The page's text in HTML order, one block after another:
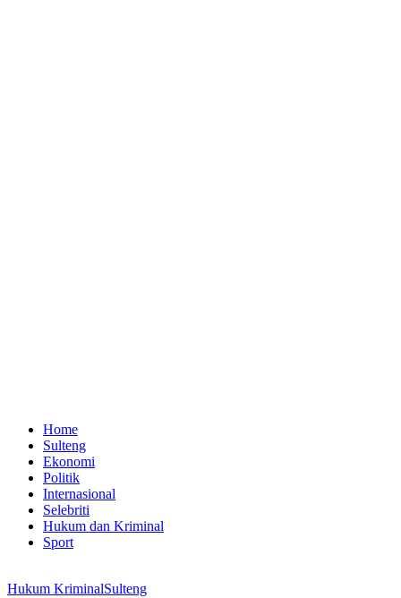
Home
Sulteng
Ekonomi
Politik
Internasional
Selebriti
Hukum dan Kriminal
Sport
Hukum KriminalSulteng